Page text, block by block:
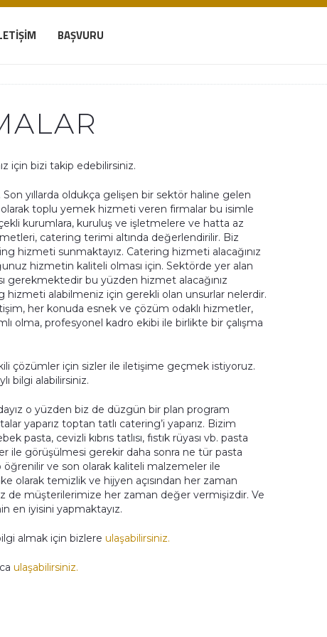
BAŞVURU
için bizi takip edebilirsiniz.
yıllarda oldukça gelişen bir sektör haline gelen
olarak toplu yemek hizmeti veren firmalar bu isimle
kurumlara, kuruluş ve işletmelere ve hatta az
catering terimi altında değerlendirilir. Biz
hizmeti sunmaktayız. Catering hizmeti alacağınız
hizmetin kaliteli olması için. Sektörde yer alan
gerekmektedir bu yüzden hizmet alacağınız
alabilmeniz için gerekli olan unsurlar nelerdir.
her konuda esnek ve çözüm odaklı hizmetler,
olma, profesyonel kadro ekibi ile birlikte bir çalışma
çözümler için sizler ile iletişime geçmek istiyoruz.
bilgi alabilirsiniz.
o yüzden biz de düzgün bir plan program
yaparız toptan tatlı catering’i yaparız. Bizim
pasta, cevizli kıbrıs tatlısı, fıstık rüyası vb. pasta
ile görüşülmesi gerekir daha sonra ne tür pasta
öğrenilir ve son olarak kaliteli malzemeler ile
olarak temizlik ve hijyen açısından her zaman
de müşterilerimize her zaman değer vermişizdir. Ve
en iyisini yapmaktayız.
almak için bizlereulaşabilirsiniz.
ulaşabilirsiniz.